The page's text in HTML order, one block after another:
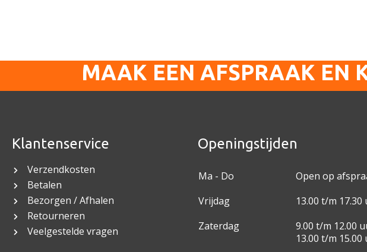
MAAK EEN AFSPRAAK EN
Klantenservice
Verzendkosten
Betalen
Bezorgen / Afhalen
Retourneren
Veelgestelde vragen
Openingstijden
Ma - Do
Open op
Vrijdag
13.00 t/m 17.30
Zaterdag
9.00 t/m 12.00
13.00 t/m 15.00